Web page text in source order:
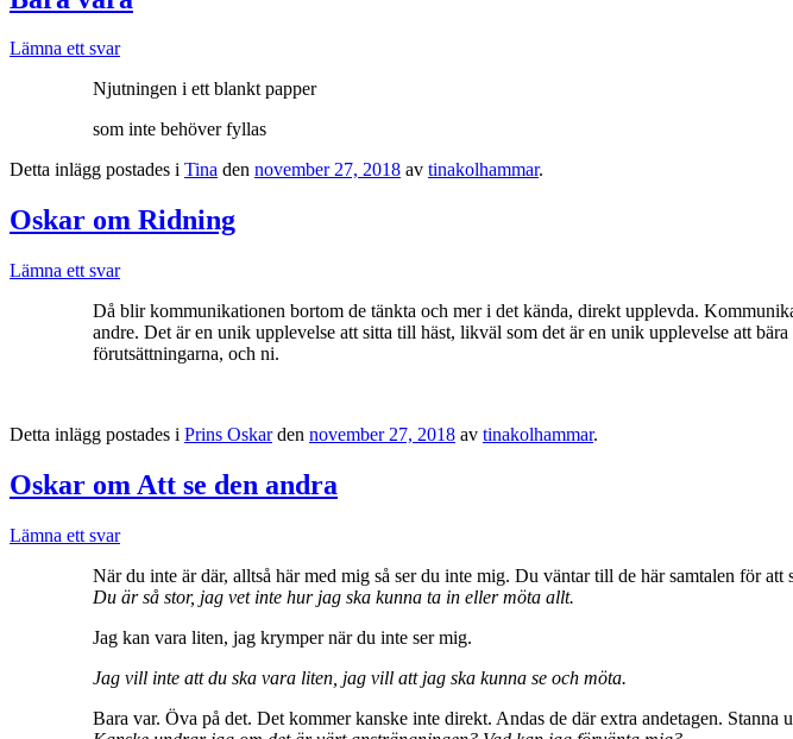
Lämna ett svar
Njutningen i ett blankt papper
som inte behöver fyllas
Detta inlägg postades i Tina den november 27, 2018 av tinakolhammar.
Oskar om Ridning
Lämna ett svar
Då blir kommunikationen bortom de tänkta och mer i det kända, direkt upplevda.
andre. Det är en unik upplevelse att sitta till häst, likväl som det är en unik upplevelse att
förutsättningarna, och ni.
Detta inlägg postades i Prins Oskarden november 27, 2018 av tinakolhammar.
Oskar om Att se den andra
Lämna ett svar
När du inte är där, alltså här med mig så ser du inte mig. Du väntar till de här samtalen för
Du är så stor, jag vet inte hur jag ska kunna ta in eller möta allt.
Jag kan vara liten, jag krymper när du inte ser mig.
Jag vill inte att du ska vara liten, jag vill att jag ska kunna se och möta.
Bara var. Öva på det. Det kommer kanske inte direkt. Andas de där extra andetagen. Stanna